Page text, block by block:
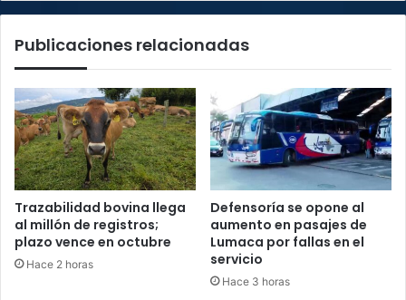
niñez
Publicaciones relacionadas
Trazabilidad bovina llega
al millón de registros;
plazo vence en octubre
Hace 2 horas
Defensoría se opone al
aumento en pasajes de
Lumaca por fallas en el
servicio
Hace 3 horas